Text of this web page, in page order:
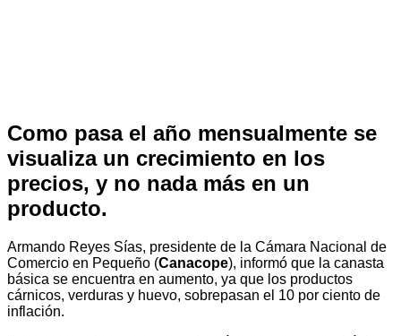
Como pasa el año mensualmente se
visualiza un crecimiento en los
precios, y no nada más en un
producto.
Armando Reyes Sías, presidente de la Cámara Nacional de
Comercio en Pequeño (Canacope), informó que la canasta
básica se encuentra en aumento, ya que los productos
cárnicos, verduras y huevo, sobrepasan el 10 por ciento de
inflación.